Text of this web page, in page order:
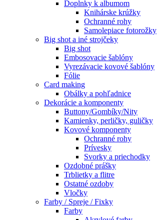
Doplnky k albumom
Knihárske krúžky
Ochranné rohy
Samolepiace fotorožky
Big shot a iné strojčeky
Big shot
Embosovacie šablóny
Vyrezávacie kovové šablóny
Fólie
Card making
Obálky a pohľadnice
Dekorácie a komponenty
Buttony/Gombíky/Nity
Kamienky, perličky, guličky
Kovové komponenty
Ochranné rohy
Prívesky
Svorky a priechodky
Ozdobné prášky
Trblietky a flitre
Ostatné ozdoby
Vločky
Farby / Spreje / Fixky
Farby